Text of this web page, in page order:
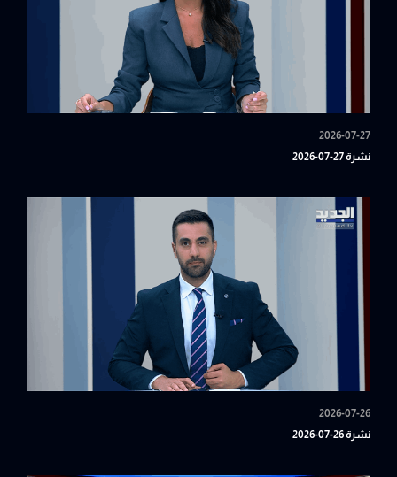
2026-07-27
نشرة 27-07-2026
2026-07-26
نشرة 26-07-2026